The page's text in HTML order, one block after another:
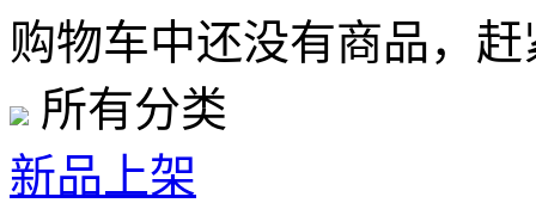
购物车中还没有商品，
所有分类
新品上架